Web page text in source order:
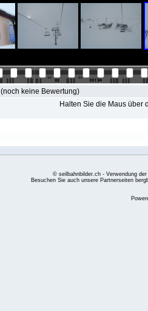
(noch keine Bewertung)
Halten Sie die Maus über
© seilbahnbilder.ch - Verwendung
Besuchen Sie auch unsere Partnerseiten